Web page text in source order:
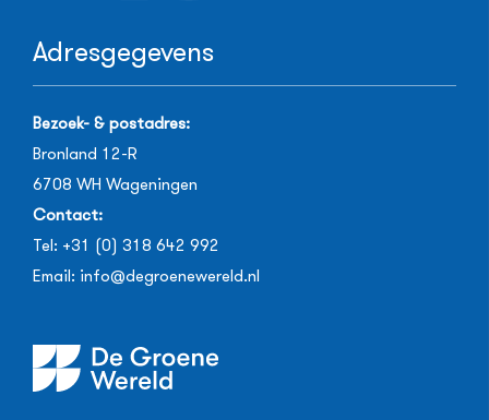
Adresgegevens
Bezoek- & postadres:
Bronland 12-R
6708 WH Wageningen
Contact:
Tel: +31 (0) 318 642 992
Email: info@degroenewereld.nl